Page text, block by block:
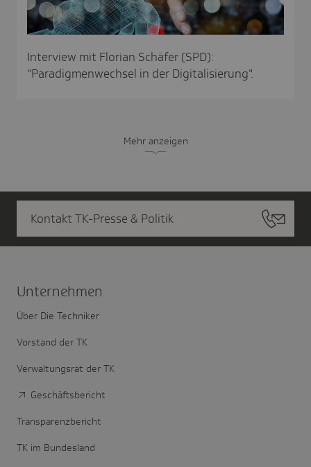
Interview mit Florian Schäfer (SPD):
"Paradigmenwechsel in der Digitalisierung".
Mehr anzeigen
Kontakt TK-Presse & Politik
Unter­nehmen
Über Die Techniker
Vorstand der TK
Verwaltungsrat der TK
Geschäftsbericht
Transparenzbericht
TK im Bundesland